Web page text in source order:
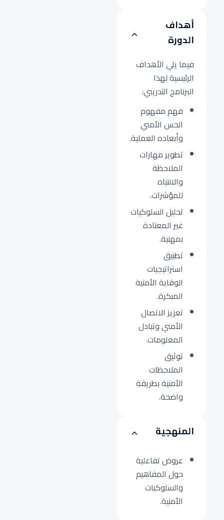
أهداف
الدورة
فيما يلي الأهداف
الرئيسية لهذا
البرنامج التدريبي:
فهم مفهوم
الحس الأمني
وأبعاده العملية.
تطوير مهارات
الملاحظة
والانتباه
للمؤشرات.
تحليل السلوكيات
غير المعتادة
بمهنية.
تطبيق
استراتيجيات
الوقاية الأمنية
المبكرة.
تعزيز الاتصال
الأمني وتبادل
المعلومات.
توثيق
الملاحظات
الأمنية بطريقة
واضحة.
المنهجية
عروض تفاعلية
حول المفاهيم
والسلوكيات
الأمنية.